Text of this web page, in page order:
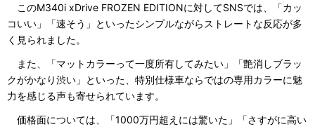
このM340i xDrive FROZEN EDITIONに対してSNSでは、「カッ
コいい」「速そう」といったシンプルながらストレートな反応が多
く見られました。
また、「マットカラーって一度所有してみたい」「艶消しブラッ
クがかなり渋い」といった、特別仕様車ならではの専用カラーに魅
力を感じる声も寄せられています。
価格面については、「1000万円超えには驚いた」「さすがに高い